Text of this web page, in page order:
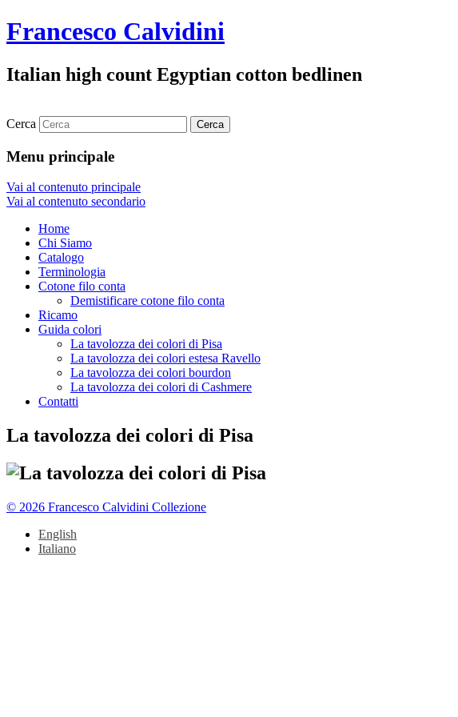
Francesco Calvidini
Italian high count Egyptian cotton bedlinen
Cerca
Menu principale
Vai al contenuto principale
Vai al contenuto secondario
Home
Chi Siamo
Catalogo
Terminologia
Cotone filo conta
Demistificare cotone filo conta
Ricamo
Guida colori
La tavolozza dei colori di Pisa
La tavolozza dei colori estesa Ravello
La tavolozza dei colori bourdon
La tavolozza dei colori di Cashmere
Contatti
La tavolozza dei colori di Pisa
© 2026 Francesco Calvidini Collezione
English
Italiano